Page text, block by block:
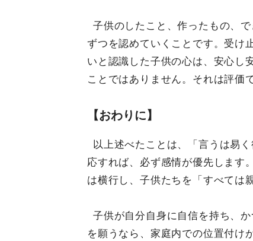
子供のしたこと、作ったもの、
ずつを認めていくことです。受け
いと認識した子供の心は、安心し
ことではありません。それは評価
【おわりに】
以上述べたことは、「言うは易
応すれば、必ず感情が優先します
は横行し、子供たちを「すべては
子供が自分自身に自信を持ち、
を願うなら、家庭内での位置付け